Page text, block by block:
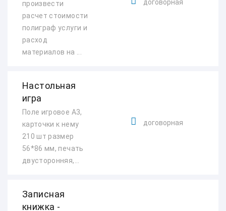
произвести
расчет стоимости
полиграф услуги и
расход
материалов на ...
договорная
Настольная
игра
Поле игровое А3,
карточки к нему
210 шт размер
56*86 мм, печать
двусторонняя,...
договорная
Записная
книжка -